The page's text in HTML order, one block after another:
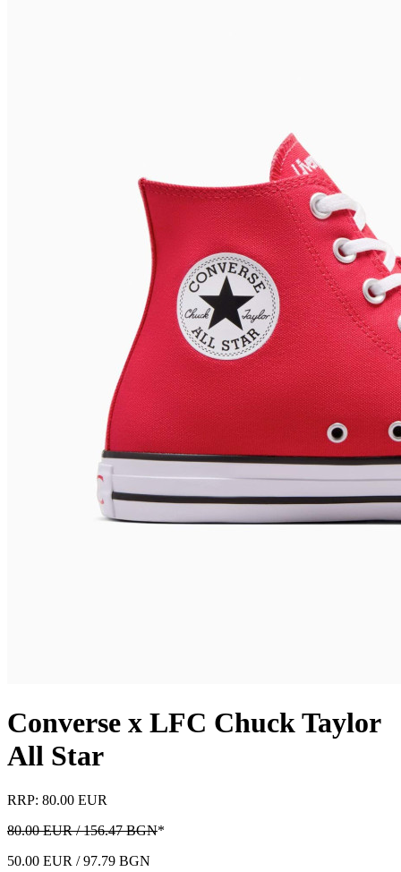
Converse x LFC Chuck Taylor
All Star
RRP: 80.00 EUR
80.00 EUR / 156.47 BGN*
50.00 EUR / 97.79 BGN